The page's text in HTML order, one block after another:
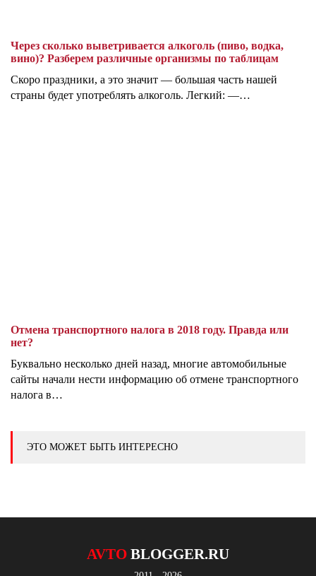
Через сколько выветривается алкоголь (пиво, водка,
вино)? Разберем различные организмы по таблицам
Скоро праздники, а это значит — большая часть нашей
страны будет употреблять алкоголь. Легкий: —…
Отмена транспортного налога в 2018 году. Правда или
нет?
Буквально несколько дней назад, многие автомобильные
сайты начали нести информацию об отмене транспортного
налога в…
ЭТО МОЖЕТ БЫТЬ ИНТЕРЕСНО
AVTO BLOGGER.RU